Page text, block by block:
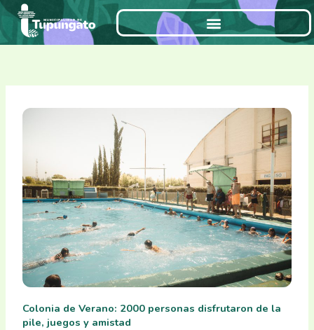
Ir
contenido
Colonia de Verano: 2000 personas disfrutaron de la
pile, juegos y amistad